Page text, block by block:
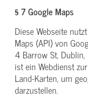
§ 7 Google Maps
Diese Webseite
Maps (API) von
4 Barrow St,
ist ein Webdienst
Land-Karten, um
darzustellen.